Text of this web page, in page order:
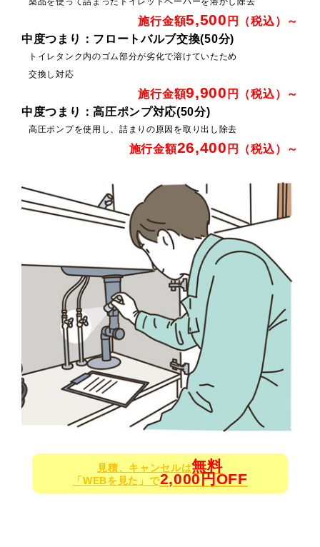
施行金額5,500 円（税込）～
中度つまり：フロートバルブ交換(50分)
トイレタンク内のゴム部分が劣化で溶けていたため
交換し対応
施行金額9,900 円（税込）～
中度つまり：高圧ポンプ対応(50分)
高圧ポンプを使用し、詰まりの原因を取り出し除去
施行金額26,400 円（税込）～
見積、キャンセルは無料
「WEBを見た」で2,000円OFF